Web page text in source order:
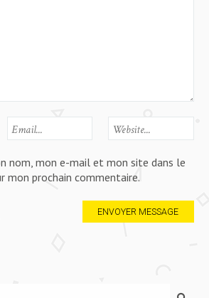
nom, mon e-mail et mon site dans le
mon prochain commentaire.